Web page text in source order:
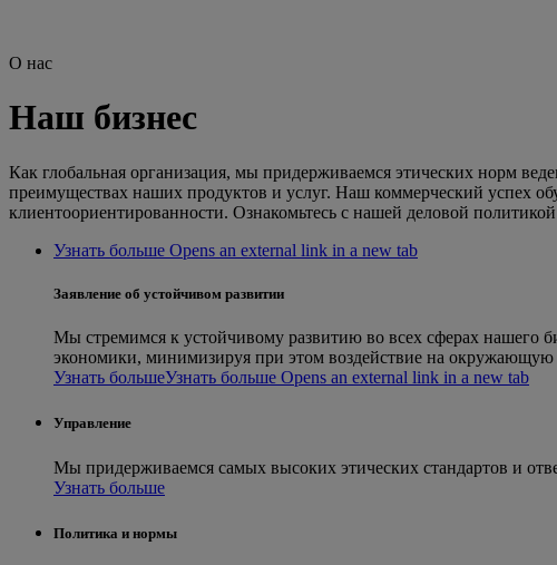
О нас
Наш бизнес
Как глобальная организация, мы придерживаемся этических норм
преимуществах наших продуктов и услуг. Наш коммерческий успех
клиентоориентированности. Ознакомьтесь с нашей деловой
Узнать больше Opens an external link in a new tab
Заявление об устойчивом развитии
Мы стремимся к устойчивому развитию во всех сферах нашего
экономики, минимизируя при этом воздействие на окружающую
Узнать большеУзнать больше Opens an external link in a new tab
Управление
Мы придерживаемся самых высоких этических стандартов и
Узнать больше
Политика и нормы